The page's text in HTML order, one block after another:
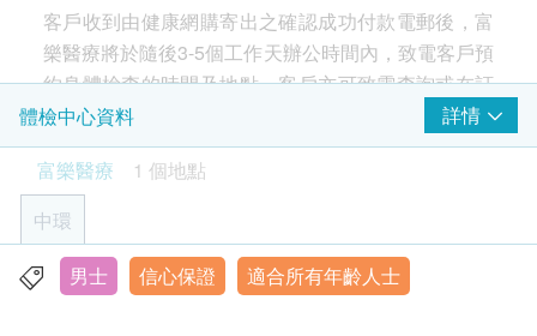
癌症指標 重點項目
甲種胎蛋白 (肝癌)
前列腺特異抗原
心臟檢查 重點項目
靜態心電圖
肺功能 重點項目
客戶收到由健康網購寄出之確認成功付款電郵後，富
樂醫療將於隨後3-5個工作天辦公時間內，致電客戶預
約身體檢查的時間及地點。客戶亦可致電查詢或在訂
單確認後一個工作天致電該中心預約 (電話：2158
2680)。
年齡
身體檢查計劃只適用於12歲或以上之人士。
有效期
體檢中心資料
詳情
富樂醫療
1 個地點
中環
中環皇后大道中36號興瑋大廈20樓2001室
男士 信心保證 適合所有年齡人士